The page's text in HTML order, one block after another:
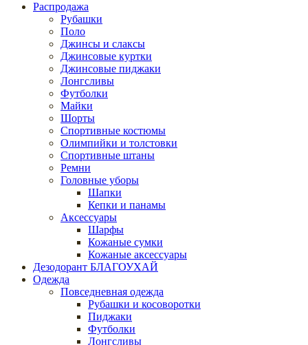
Распродажа
Рубашки
Поло
Джинсы и слаксы
Джинсовые куртки
Джинсовые пиджаки
Лонгсливы
Футболки
Майки
Шорты
Спортивные костюмы
Олимпийки и толстовки
Спортивные штаны
Ремни
Головные уборы
Шапки
Кепки и панамы
Аксессуары
Шарфы
Кожаные сумки
Кожаные аксессуары
Дезодорант БЛАГОУХАЙ
Одежда
Повседневная одежда
Рубашки и косоворотки
Пиджаки
Футболки
Лонгсливы